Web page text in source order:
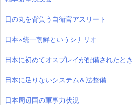
日の丸を背負う自衛官アスリート
日本×統一朝鮮というシナリオ
日本に初めてオスプレイが配備されたとき
日本に足りないシステム＆法整備
日本周辺国の軍事力状況